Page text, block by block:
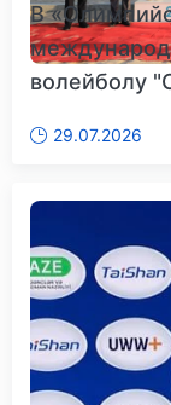
В
волейболу
29.07.2026